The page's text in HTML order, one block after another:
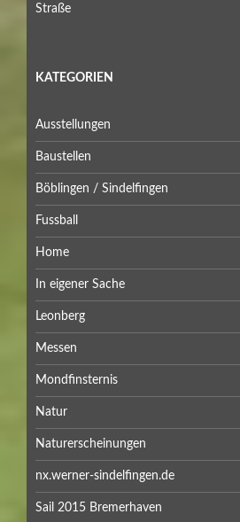
Straße
KATEGORIEN
Ausstellungen
Baustellen
Böblingen / Sindelfingen
Fussball
Home
In eigener Sache
Leonberg
Messen
Mondfinsternis
Natur
Naturerscheinungen
nx.werner-sindelfingen.de
Sail 2015 Bremerhaven